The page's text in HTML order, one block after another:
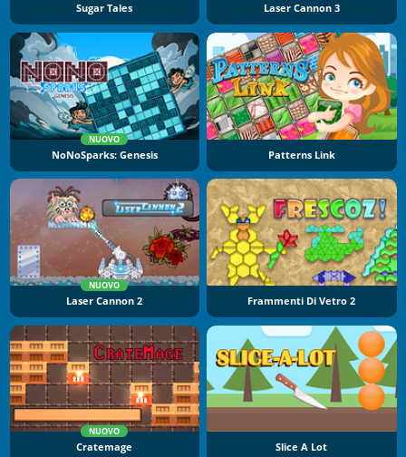
Sugar Tales Laser Cannon 3
NUOVO
NoNoSparks: Genesis Patterns Link
NUOVO
Laser Cannon 2 Frammenti Di Vetro 2
NUOVO
Cratemage Slice A Lot